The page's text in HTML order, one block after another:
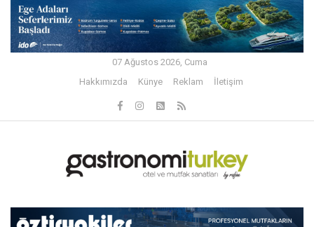
07 Ağustos 2026, Cuma
Hakkımızda
Künye Reklam İletişim